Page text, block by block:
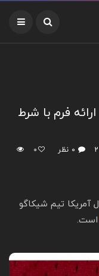
فرم با شرط
۰ نظر
0
آمریکا تیم شیکاگو
است.